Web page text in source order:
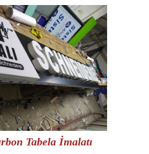
Tabela İmalatı